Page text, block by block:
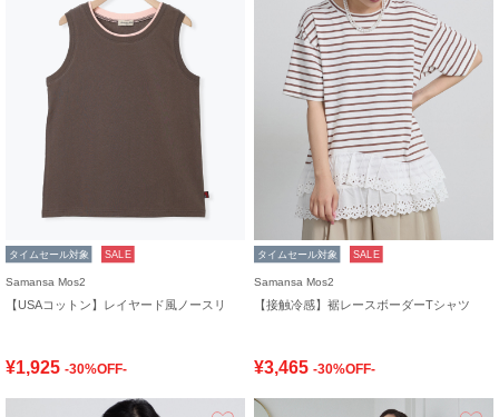
タイムセール対象 SALE
Samansa Mos2
【USAコットン】レイヤード風ノースリ
¥1,925 -30%OFF-
タイムセール対象 SALE
Samansa Mos2
【接触冷感】裾レースボーダーTシャツ
¥3,465 -30%OFF-
お気に入り